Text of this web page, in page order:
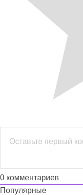
0 комментариев
Популярные